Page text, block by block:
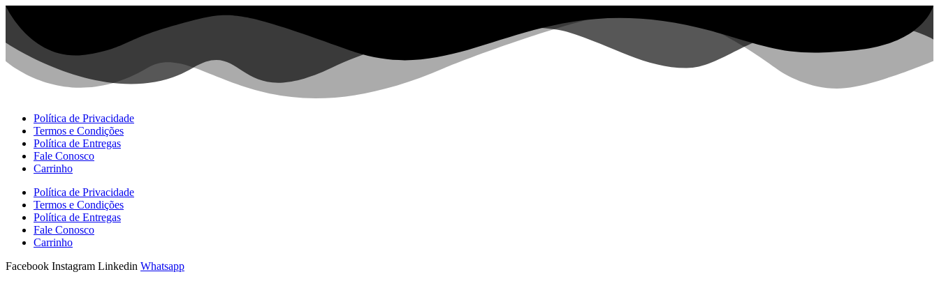
Ir
para
conteúdo
Política de Privacidade
Termos e Condições
Política de Entregas
Fale Conosco
Carrinho
Política de Privacidade
Termos e Condições
Política de Entregas
Fale Conosco
Carrinho
Facebook Instagram Linkedin Whatsapp